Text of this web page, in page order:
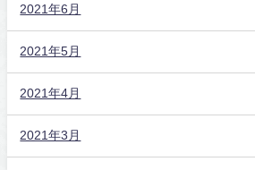
2021年6月
2021年5月
2021年4月
2021年3月